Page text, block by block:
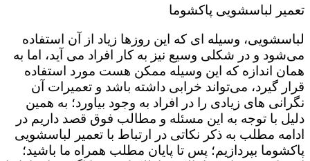
تعمیر لباسشویی پاکشوما
لباسشویی، وسیله ای که این روزها زیاد از آن استفاده
می‌شود و در شکلی وسیع نیز به کار افراد می آید، اما به
همان اندازه که این وسیله ممکن هست مورد استفاده
قرار گیرد، می‌تواند خرابی داشته باشد و تعمیرات آن
نگرانی های زیادی را در افراد به وجود بیاورد؛ به همین
دلیل با توجه به این مسئله و مطالب فوق قصد داریم در
ادامه مطلب به ذکر نکاتی در ارتباط با تعمیر لباسشویی
پاکشوما بپردازیم؛ پس تا پایان مطلب همراه ما باشید؛